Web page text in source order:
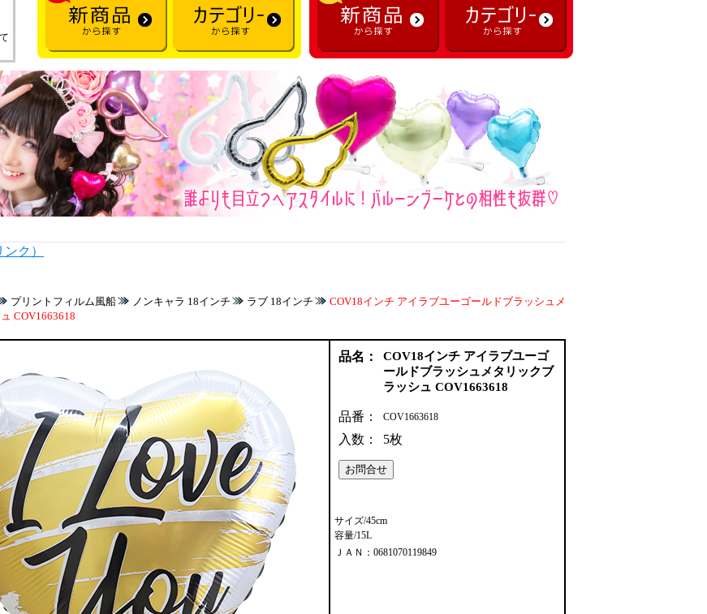
ク）
プリントフィルム風船 ノンキャラ 18インチ ラブ 18インチ
COV18インチ アイラブユーゴールドブラッシュメ
COV1663618
品名：
COV18インチ アイラブユーゴ
ールドブラッシュメタリックブ
ラッシュ COV1663618
品番： COV1663618
入数： 5枚
サイズ/45cm
容量/15L
ＪＡＮ：0681070119849